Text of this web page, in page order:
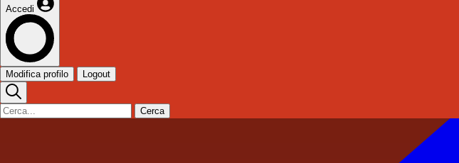
Accedi
Modifica profilo Logout
Cerca